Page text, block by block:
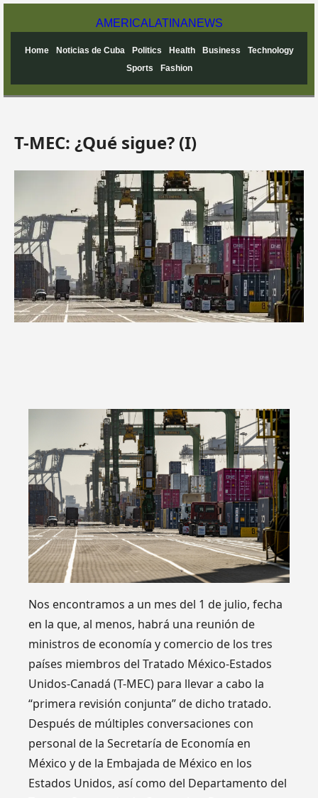
AMERICA LATINANEWS
Home Noticias de Cuba Politics Health Business
Technology
Sports
Fashion
T-MEC: ¿Qué sigue? (I)
Nos encontramos a un mes del 1 de julio, fecha
en la que, al menos, habrá una reunión de
ministros de economía y comercio de los tres
países miembros del Tratado México-Estados
Unidos-Canadá (T-MEC) para llevar a cabo la
“primera revisión conjunta” de dicho tratado.
Después de múltiples conversaciones con
personal de la Secretaría de Economía en
México y de la Embajada de México en los
Estados Unidos, así como del Departamento del